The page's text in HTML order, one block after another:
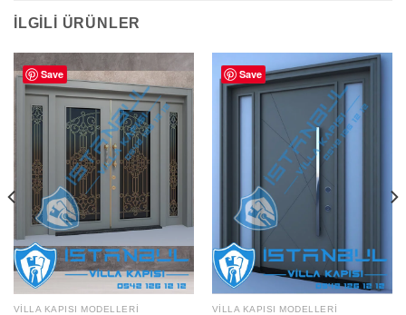
İLGILI ÜRÜNLER
Save
VILLA KAPISI MODELLERI
Save
VILLA KAPISI MODELLERI